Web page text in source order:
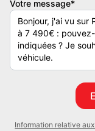
- 7CV FISCAUX -
- 5 Portes
- 5 Places
- NOIRE
Votre message*
Information relative